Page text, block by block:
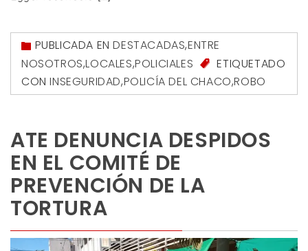
PUBLICADA ENDESTACADAS,ENTRE
NOSOTROS,LOCALES,POLICIALES
ETIQUETADO
CONINSEGURIDAD,POLICÍA DEL CHACO,ROBO
ATE DENUNCIA DESPIDOS
EN EL COMITÉ DE
PREVENCIÓN DE LA
TORTURA